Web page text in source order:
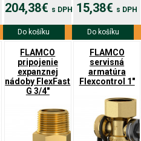
204,38€ s DPH
Viac info
Do košíku
15,38€ s DPH
Viac info
Do košíku
FLAMCO
pripojenie
expanznej
nádoby FlexFast
G 3/4"
FLAMCO
servisná
armatúra
Flexcontrol 1"